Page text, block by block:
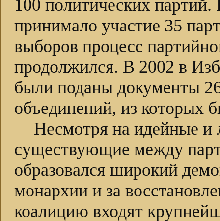
100 политических
принимало участие 35
выборов процесс
продолжился. В 2002 в
были поданы документы
объединений, из которых
Несмотря на идейные и
существующие между
образовался широкий
монархии и за
коалицию входят